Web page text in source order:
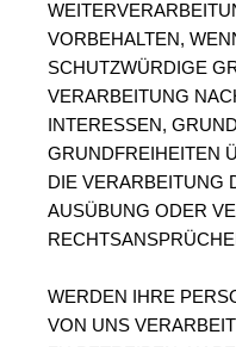
VORBEHALTEN,
SCHUTZWÜRDIGE
VERARBEITUNG
INTERESSEN,
GRUNDFREIHEITEN
DIE VERARBEITUNG
AUSÜBUNG ODER
WERDEN IHRE
VON UNS